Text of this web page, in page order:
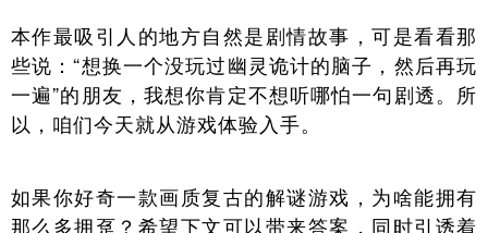
本作最吸引人的地方自然是剧情故事，可是看看那
些说：“想换一个没玩过幽灵诡计的脑子，然后再玩
一遍”的朋友，我想你肯定不想听哪怕一句剧透。所
以，咱们今天就从游戏体验入手。
如果你好奇一款画质复古的解谜游戏，为啥能拥有
那么多拥趸？希望下文可以带来答案，同时引诱着